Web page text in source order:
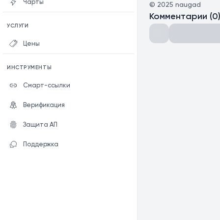
Чарты
УСЛУГИ
Цены
ИНСТРУМЕНТЫ
Смарт-ссылки
Верификация
Защита АП
Поддержка
© 2025 naugad
Комментарии (0)